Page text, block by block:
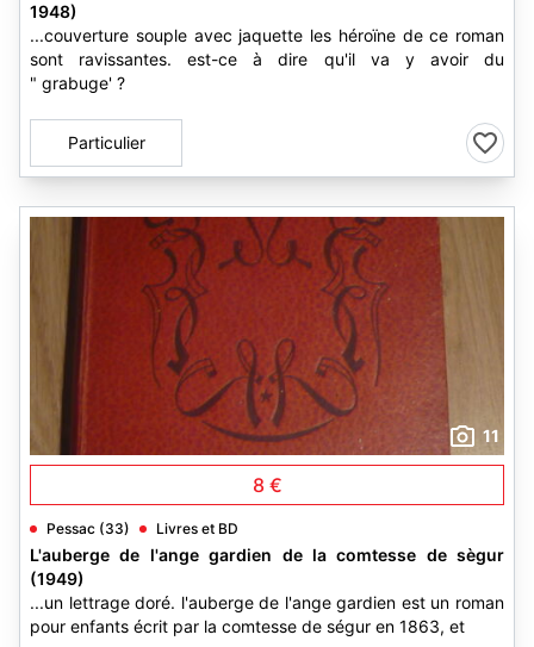
1948)
...couverture souple avec jaquette les héroïne de ce roman
sont ravissantes. est-ce à dire qu'il va y avoir du
" grabuge' ?
Particulier
11
8 €
Pessac (33) Livres et BD
L'auberge de l'ange gardien de la comtesse de sègur
(1949)
...un lettrage doré. l'auberge de l'ange gardien est un roman
pour enfants écrit par la comtesse de ségur en 1863, et